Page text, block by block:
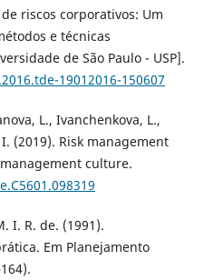
riscos corporativos: Um
e técnicas
de São Paulo - USP].
19012016-150607
L., Ivanchenkova, L.,
(2019). Risk management
culture.
I. R. de. (1991).
Em Planejamento